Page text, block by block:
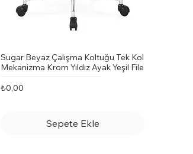
Sugar Beyaz Çalışma Koltuğu Tek Kol
Mekanizma Krom Yıldız Ayak Yeşil File
Fiyat
₺0,00
Sepete Ekle